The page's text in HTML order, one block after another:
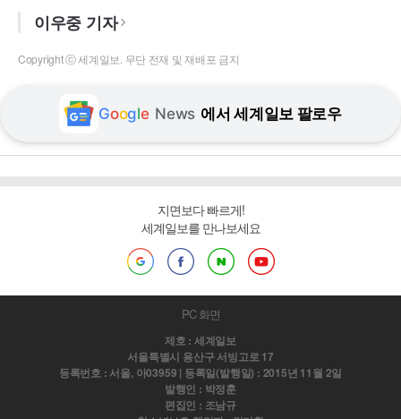
이우중 기자
Copyright ⓒ 세계일보. 무단 전재 및 재배포 금지
Google News 에서 세계일보 팔로우
지면보다 빠르게!
세계일보를 만나보세요
PC 화면
제호 : 세계일보
서울특별시 용산구 서빙고로 17
등록번호 : 서울, 아03959 | 등록일(발행일) : 2015년 11월 2일
발행인 : 박정훈
편집인 : 조남규